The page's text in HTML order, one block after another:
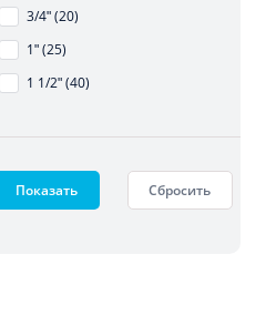
3/4ʺ (20)
1ʺ (25)
1 1/2ʺ (40)
Показать Сбросить